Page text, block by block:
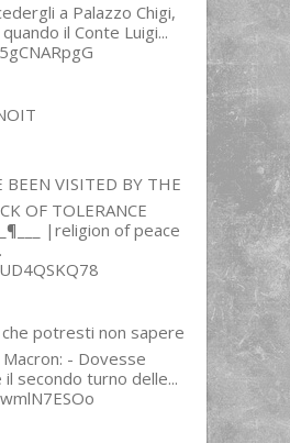
a Palazzo Chigi,
il Conte Luigi...
BEEN VISITED BY THE
OF TOLERANCE
|religion of peace
potresti non sapere
Macron: - Dovesse
il secondo turno delle...